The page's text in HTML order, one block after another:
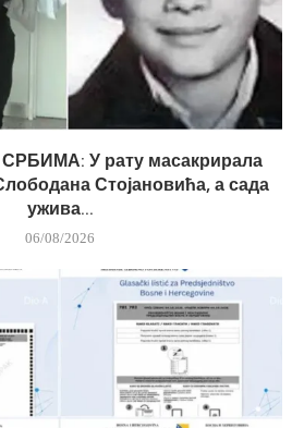
У рату масакрирала
Стојановића, а сада
ужива...
06/08/2026